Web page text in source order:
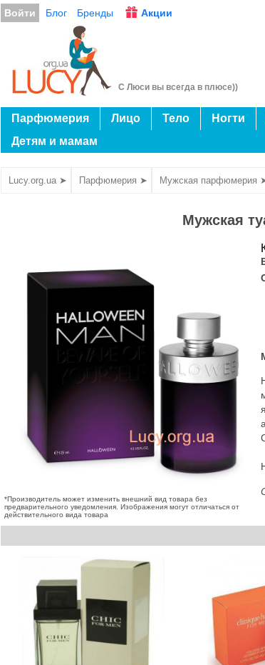
Войти Блог Бренды Акции
С Люси вы всегда в плюсе))
Парфюмерия Лицо Тело Ногти
Детям и мамам
Lucy.org.ua ➤ Парфюмерия ➤ Мужская парфюмерия
Мужская
*Производитель может изменить внешний вид товара без
предварительного уведомления. Изображения могут отличаться от
действительного вида товара